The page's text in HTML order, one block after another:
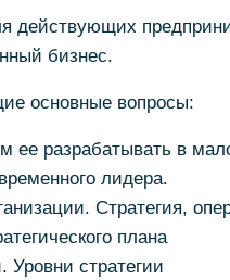
действующих
бизнес.
основные вопросы:
ее разрабатывать в
лидера.
Стратегия,
плана
Уровни стратегии